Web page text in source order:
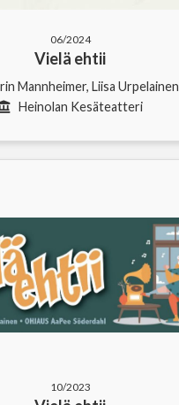
06/2024
Vielä ehtii
Mannheimer, Liisa Urpelainen
Heinolan Kesäteatteri
10/2023